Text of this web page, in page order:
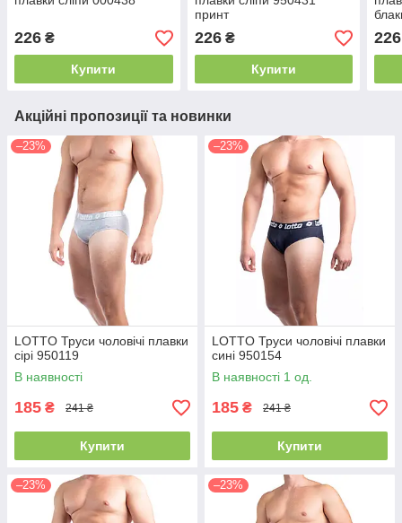
226 ₴
Купити
принт
226₴
Купити
226
Акційні пропозиції та новинки
–23%
LOTTO Труси чоловічі плавки
сірі 950119
В наявності
185 ₴ 241 ₴
Купити
–23%
LOTTO Труси чоловічі плавки
сині 950154
В наявності 1 од.
185 ₴ 241 ₴
Купити
–23% –23%